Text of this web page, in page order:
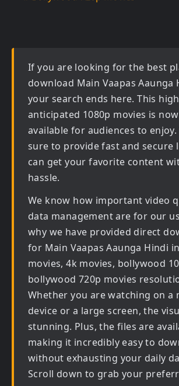
If you are looking for the best
download Main Vaapas Aaunga
your search ends here. This
anticipated 1080p movies is
available for audiences to enjoy.
sure to provide fast and secure
can get your favorite content
hassle.
We know how important video
data management are for our
why we have provided direct
for Main Vaapas Aaunga Hindi
movies, 4k movies, bollywood
bollywood 720p movies
Whether you are watching on a
device or a large screen, the
stunning. Plus, the files are
making it incredibly easy to
without exhausting your daily
Scroll down to grab your